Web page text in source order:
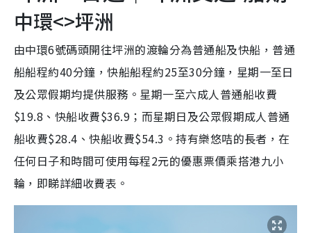
中環<>坪洲
由中環6號碼頭開往坪洲的渡輪分為普通船及快船，普通
船船程約40分鐘，快船船程約25至30分鐘，星期一至日
及公眾假期均提供服務。星期一至六成人普通船收費
$19.8、快船收費$36.9；而星期日及公眾假期成人普通
船收費$28.4、快船收費$54.3。持有樂悠咭的長者，在
任何日子和時間可使用每程2元的優惠票價乘搭港九小
輪，即睇詳細收費表。